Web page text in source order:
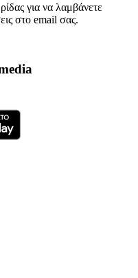
για να λαμβάνετε
στο email σας.